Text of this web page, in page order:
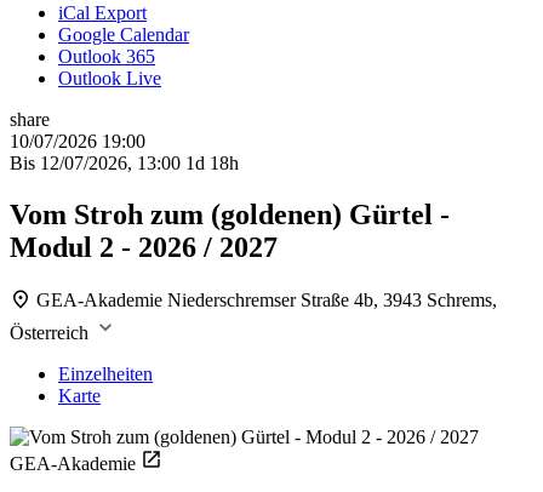
iCal Export
Google Calendar
Outlook 365
Outlook Live
share
10/07/2026 19:00
Bis 12/07/2026, 13:00 1d 18h
Vom Stroh zum (goldenen) Gürtel -
Modul 2 - 2026 / 2027
GEA-Akademie Niederschremser Straße 4b, 3943 Schrems,
Österreich
Einzelheiten
Karte
GEA-Akademie